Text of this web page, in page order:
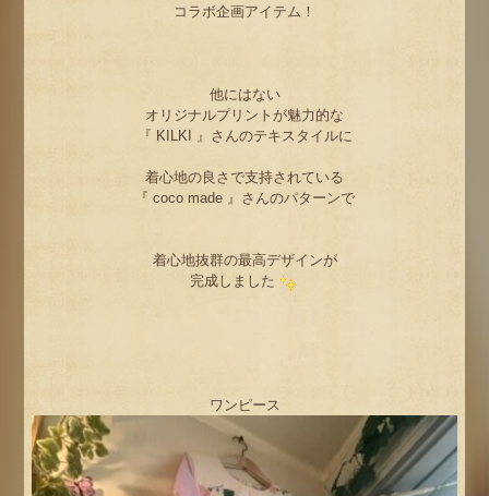
コラボ企画アイテム！
他にはない
オリジナルプリントが魅力的な
『 KILKI 』さんのテキスタイルに
着心地の良さで支持されている
『 coco made 』さんのパターンで
着心地抜群の最高デザインが
完成しました
ワンピース